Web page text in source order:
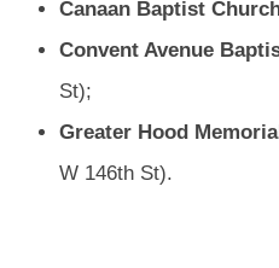
Canaan Baptist
Convent Avenue
St);
Greater Hood
W 146th St).